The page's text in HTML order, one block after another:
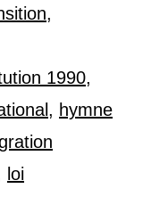
,
1990,
, hymne
loi